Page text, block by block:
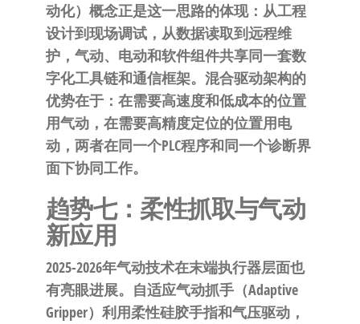
动化）概念正是这一思路的体现：从工程
设计到现场调试，从数据读取到远程维
护，气动、电动和软件组件共享同一套数
字化工具链和通信框架。混合驱动架构的
优势在于：在需要高速度和低成本的位置
用气动，在需要高精度定位的位置用电
动，两者在同一个PLC程序和同一个诊断界
面下协同工作。
趋势七：柔性抓取与气动
新应用
2025-2026年气动技术在末端执行器层面也
有亮眼进展。自适应气动抓手（Adaptive
Gripper）利用柔性硅胶手指和气压驱动，